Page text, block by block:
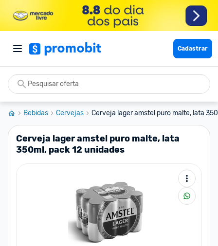
Cadastrar
Bebidas Cervejas Cerveja lager amstel puro malte, lata
Cerveja lager amstel puro malte, lata
350ml, pack 12 unidades